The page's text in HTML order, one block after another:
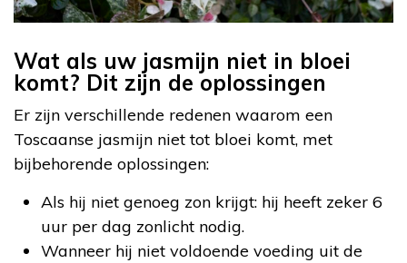
Wat als uw jasmijn niet in bloei
komt? Dit zijn de oplossingen
Er zijn verschillende redenen waarom een
Toscaanse jasmijn niet tot bloei komt, met
bijbehorende oplossingen:
Als hij niet genoeg zon krijgt: hij heeft zeker 6
uur per dag zonlicht nodig.
Wanneer hij niet voldoende voeding uit de